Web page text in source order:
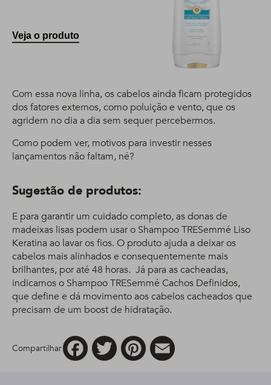
Veja o produto
Com essa nova linha, os cabelos ainda ficam protegidos
dos fatores externos, como poluição e vento, que os
agridem no dia a dia sem sequer percebermos.
Como podem ver, motivos para investir nesses
lançamentos não faltam, né?
Sugestão de produtos:
E para garantir um cuidado completo, as donas de
madeixas lisas podem usar o Shampoo TRESemmé Liso
Keratina ao lavar os fios. O produto ajuda a deixar os
cabelos mais alinhados e consequentemente mais
brilhantes, por até 48 horas. Já para as cacheadas,
indicamos o Shampoo TRESemmé Cachos Definidos,
que define e dá movimento aos cabelos cacheados que
precisam de um boost de hidratação.
Compartilhar
FacebookTwitter Pinterest